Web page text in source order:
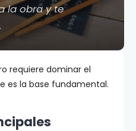
la obra y te
requiere dominar el
es la base fundamental.